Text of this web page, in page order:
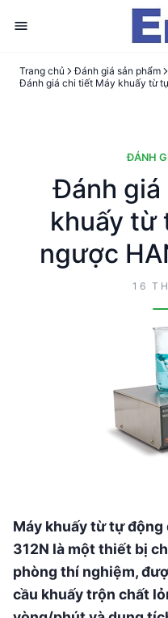
Trang chủ
Đánh giá sản phẩm
ĐÁNH
Đánh giá
khuấy từ
ngược
16
Máy khuấy từ tự động
312N là một thiết bị
phòng thí nghiệm,
cầu khuấy trộn chất